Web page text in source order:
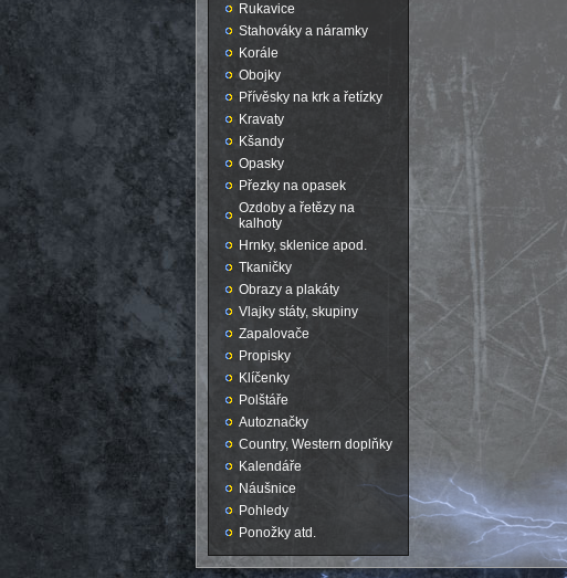
Rukavice
Stahováky a náramky
Korále
Obojky
Přívěsky na krk a řetízky
Kravaty
Kšandy
Opasky
Přezky na opasek
Ozdoby a řetězy na
kalhoty
Hrnky, sklenice apod.
Tkaničky
Obrazy a plakáty
Vlajky státy, skupiny
Zapalovače
Propisky
Klíčenky
Polštáře
Autoznačky
Country, Western doplňky
Kalendáře
Náušnice
Pohledy
Ponožky atd.